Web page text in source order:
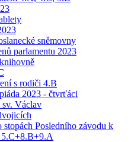
sněmovny
parlamentu 2023
s rodiči 4.B
2023 - čtvrťáci
Václav
stopách Posledního závodu k
5.C+8.B+9.A